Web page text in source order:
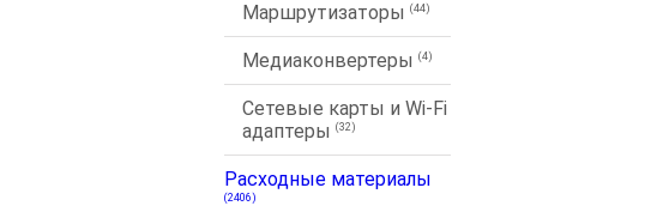
Маршрутизаторы (44)
Медиаконвертеры (4)
Сетевые карты и Wi-Fi
адаптеры (32)
Расходные материалы
(2406)